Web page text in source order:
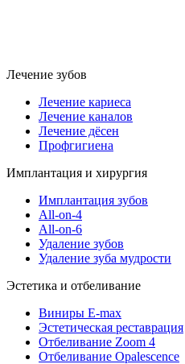
Лечение зубов
Лечение кариеса
Лечение каналов
Лечение дёсен
Профгигиена
Имплантация и хирургия
Имплантация зубов
All-on-4
All-on-6
Удаление зубов
Удаление зуба мудрости
Эстетика и отбеливание
Виниры E-max
Эстетическая реставрация
Отбеливание Zoom 4
Отбеливание Opalescence